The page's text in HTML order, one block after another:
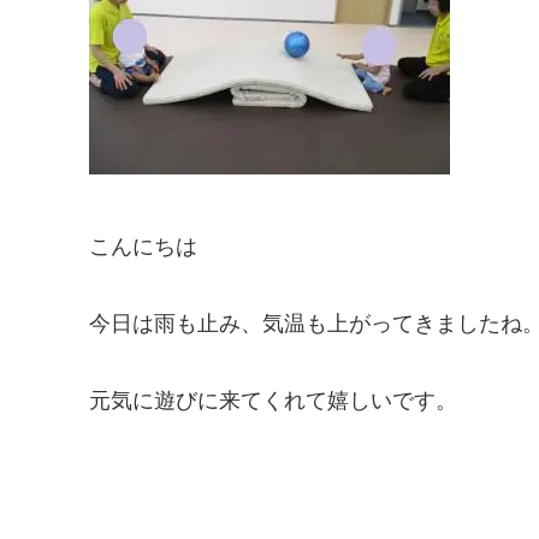
こんにちは
今日は雨も止み、気温も上がってきましたね
元気に遊びに来てくれて嬉しいです。